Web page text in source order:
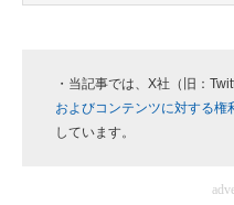
・当記事では、X社（旧：
およびコンテンツに対する権
しています。